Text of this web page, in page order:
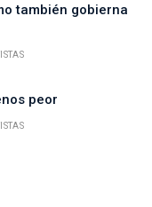
también gobierna
peor